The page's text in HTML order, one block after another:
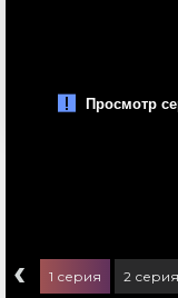
‹ 1 серия 2 серия